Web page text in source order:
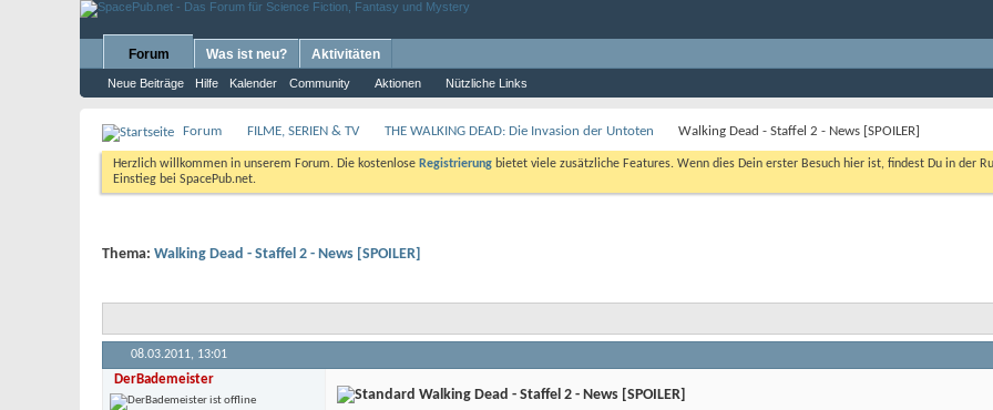
Forum
Neue Beiträge Hilfe Kalender Community Aktionen Nützliche Links
Was ist neu? Aktivitäten
Forum FILME, SERIEN & TV THE WALKING DEAD: Die Invasion der Untoten Walking Dead - Staffel 2 - News [SPOILER]
Herzlich willkommen in unserem Forum. Die kostenlose Registrierung bietet viele zusätzliche Features. Wenn dies Dein erster Besuch hier ist, findest Du in der
Einstieg bei SpacePub.net.
Thema: Walking Dead - Staffel 2 - News [SPOILER]
08.03.2011, 13:01
DerBademeister
Walking Dead - Staffel 2 - News [SPOILER]